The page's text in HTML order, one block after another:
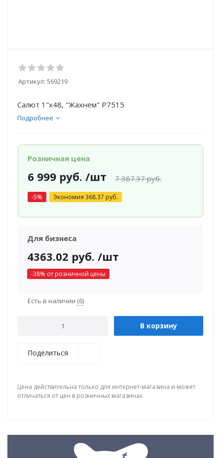
Артикул: 569219
Салют 1"х48, "Жахнем" Р7515
Подробнее
Розничная цена
6 999руб. /шт 7 367.37руб.
-5% Экономия 368.37 руб.
Для бизнеса
4363.02 руб. /шт
-38% от розничной цены
Есть в наличии (6)
В корзину
Поделиться
Цена действительна только для интернет-магазина и может
отличаться от цен в розничных магазинах